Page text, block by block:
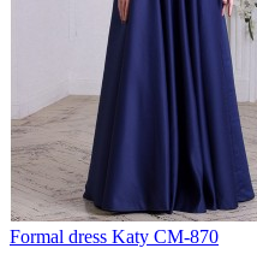
Formal dress Katy CM-870